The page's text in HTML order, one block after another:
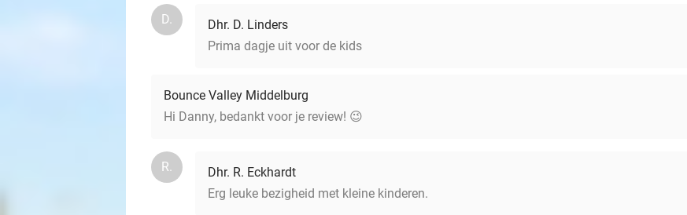
D.
Dhr. D. Linders
Prima dagje uit voor de kids
Bounce Valley Middelburg
Hi Danny, bedankt voor je review! 😉
R.
Dhr. R. Eckhardt
Erg leuke bezigheid met kleine kinderen.